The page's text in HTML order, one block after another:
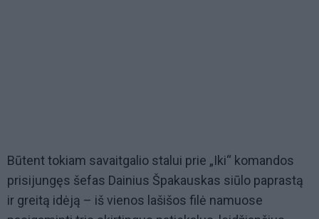
Būtent tokiam savaitgalio stalui prie „Iki“ komandos
prisijungęs šefas Dainius Špakauskas siūlo paprastą
ir greitą idėją – iš vienos lašišos filė namuose